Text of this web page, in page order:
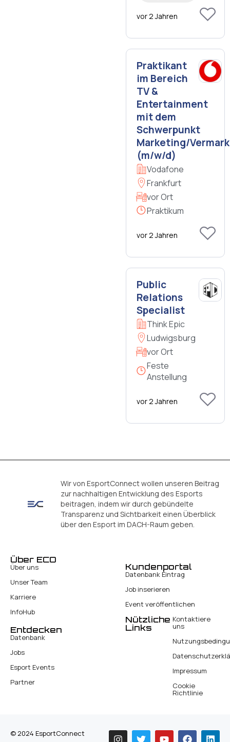
vor 2 Jahren
Praktikant
im Bereich
TV &
Entertainment
mit dem
Schwerpunkt
Marketing/
(m/w/d)
Vodafone
Frankfurt
vor Ort
Praktikum
vor 2 Jahren
Public
Relations
Specialist
Think Epic
Ludwigsburg
vor Ort
Feste
Anstellung
vor 2 Jahren
Wir von EsportConnect wollen unseren Beitrag
zur nachhaltigen Entwicklung des Esports
beitragen, indem wir durch gebündelte
Transparenz und Sichtbarkeit einen Überblick
über den Esport im DACH-Raum geben.
Über ECO
Über uns
Unser Team
Karriere
InfoHub
Kundenportal
Datenbank Eintrag
Job inserieren
Event veröffentlichen
Entdecken
Datenbank
Jobs
Esport Events
Partner
Nützliche
Links
Kontaktiere
uns
Impressum
Cookie
Richtlinie
© 2024 EsportConnect